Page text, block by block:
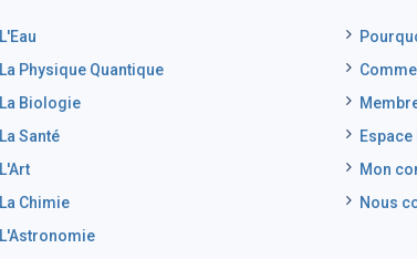
L'Eau
La Physique Quantique
La Biologie
La Santé
L'Art
La Chimie
L'Astronomie
Mon
Nous